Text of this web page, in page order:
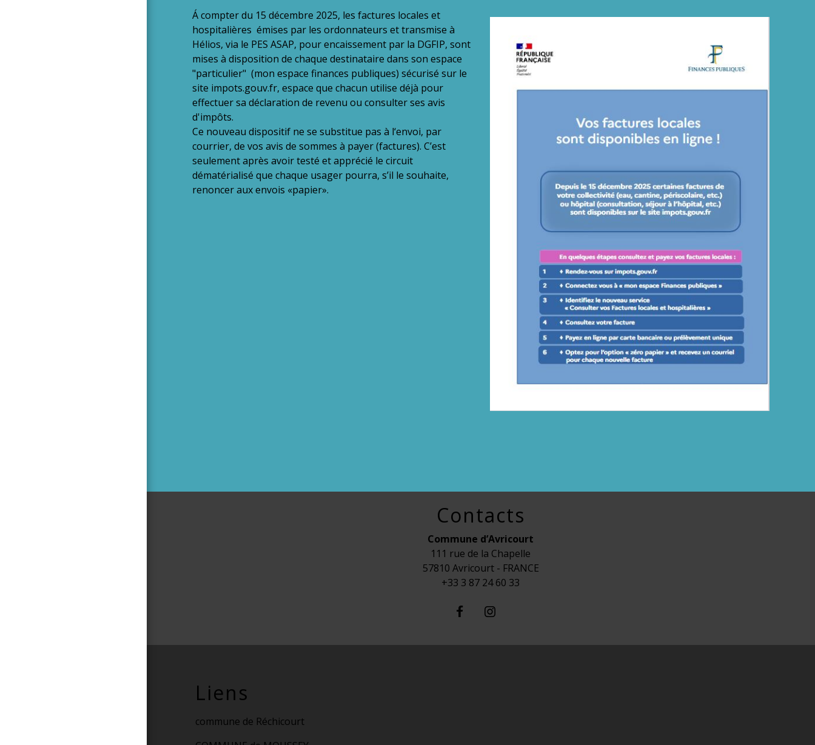
Á compter du 15 décembre 2025, les factures locales et
hospitalières émises par les ordonnateurs et transmise à
Hélios, via le PES ASAP, pour encaissement par la DGFIP, sont
mises à disposition de chaque destinataire dans son espace
"particulier" (mon espace finances publiques) sécurisé sur le
site impots.gouv.fr, espace que chacun utilise déjà pour
effectuer sa déclaration de revenu ou consulter ses avis
d'impôts.
Ce nouveau dispositif ne se substitue pas à l‘envoi, par
courrier, de vos avis de sommes à payer (factures). C’est
seulement après avoir testé et apprécié le circuit
dématérialisé que chaque usager pourra, s’il le souhaite,
renoncer aux envois «papier».
Contacts
Commune d’Avricourt
111 rue de la Chapelle
57810 Avricourt - FRANCE
+33 3 87 24 60 33
Liens
commune de Réchicourt